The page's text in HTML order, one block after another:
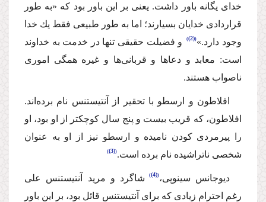
خدای یگانه باور داشت. یعنی بر این باور‌ بود كه «به طور
قراردادی خدایان بسیارند؛ اما به طور طبیعی فقط یك خدا
وجود دارد.» (2)
‌ و فضیلت حقیقی‌‌ تنها در‌ خدمت به خداوند
است: معابد و دعاها و قربانی‌‌ها و غیره همگی اموری
ناصواب هستند.
‌افلاطون‌ ‌و ارسطو با تحقیر از ‌آنتیستنس نام برده‌اند.
‌افلاطون،‌ كه قریب بیست و پنج سال كوچكتر از او بود،‌ او
را پیرمردی‌ كودن نامیده و ارسطو نیز از او به عنوان
شخصی‌ ناتراشیده نام برده‌ است. (3)
دیوجانس سینوپی، (4)
شاگرد و مرید آنتیستنس علی
رغم احترام زیادی كه برای آنتیستنس قائل بود، بر این باور